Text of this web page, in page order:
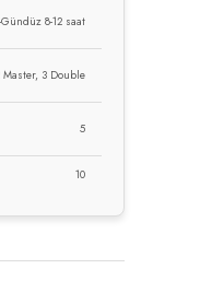
8-12 saat
Master, 3 Double
5
10